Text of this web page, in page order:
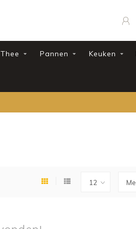
Thee Pannen Keuken